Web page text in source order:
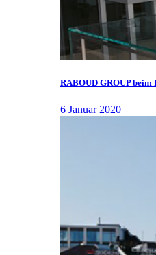
RABOUD GROUP
6 Januar 2020